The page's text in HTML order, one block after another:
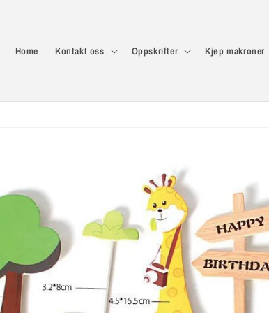
Home Kontakt oss Oppskrifter Kjøp makroner